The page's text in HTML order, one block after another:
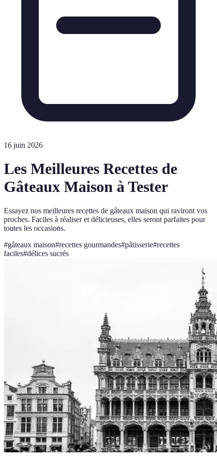
16 juin 2026
Les Meilleures Recettes de
Gâteaux Maison à Tester
Essayez nos meilleures recettes de gâteaux maison qui raviront vos
proches. Faciles à réaliser et délicieuses, elles seront parfaites pour
toutes les occasions.
#gâteaux maison#recettes gourmandes#pâtisserie#recettes
faciles#délices sucrés